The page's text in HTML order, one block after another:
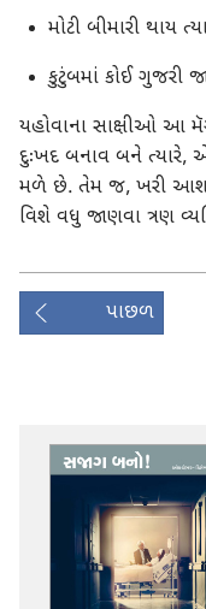
મોટી બીમારી થાય
કુટુંબમાં કોઈ ગુજરી
યહોવાના સાક્ષીઓ આ
દુઃખદ બનાવ બને ત્યારે,
મળે છે. તેમ જ, ખરી
વિશે વધુ જાણવા ત્રણ
પાછળ